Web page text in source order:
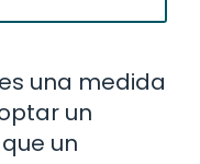
una medida
un
un